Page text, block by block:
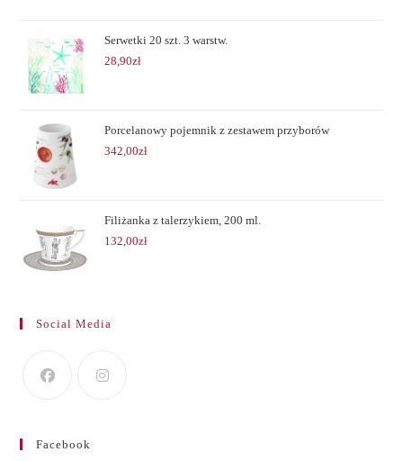
Serwetki 20 szt. 3 warstw.
28,90zł
Porcelanowy pojemnik z zestawem przyborów
342,00zł
Filiżanka z talerzykiem, 200 ml.
132,00zł
Social Media
Facebook